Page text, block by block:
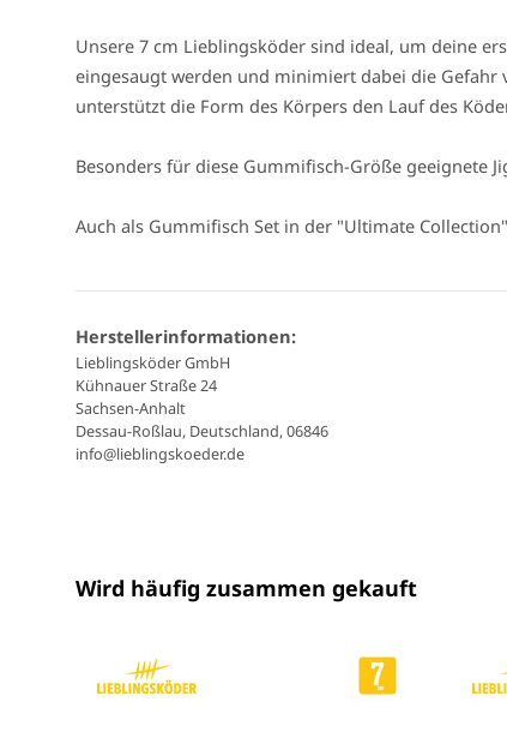
Unsere 7 cm Lieblingsköder sind ideal, um deine
eingesaugt werden und minimiert dabei die Gefahr
unterstützt die Form des Körpers den Lauf des
Besonders für diese Gummifisch-Größe geeignete
Auch als Gummifisch Set in der "Ultimate
Herstellerinformationen:
Lieblingsköder GmbH
Kühnauer Straße 24
Sachsen-Anhalt
Dessau-Roßlau, Deutschland, 06846
info@lieblingskoeder.de
Wird häufig zusammen gekauft